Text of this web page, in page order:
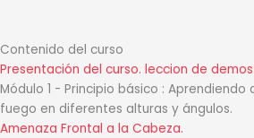
Contenido del curso
Presentación del curso. leccion de
Módulo 1 - Principio básico : Aprendiendo
fuego en diferentes alturas y ángulos.
Amenaza Frontal a la Cabeza.